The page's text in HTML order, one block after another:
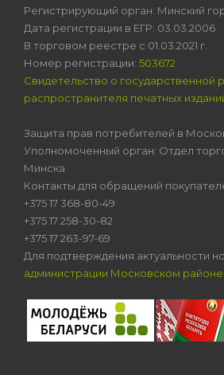
Регистрирующий орган: Минский
Дата регистрации в ЕГР: 03.03.2006
В торговом реестре с 01.03.2021 г.
Номер регистрации: 503672
Свидетельство о государственной
распространителя печатных
Защита прав потребителей в
Уполномоченный орган: Отдел
Минска
Контакты для обращений
+375 17 368-80-49
+375 17 258-30-82
+375 17 263-97-69
Для подтверждения актуальности
администрации Московском районе